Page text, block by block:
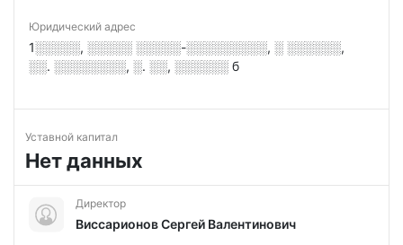
Юридический адрес
1░░░░░, ░░░░░ ░░░░░-░░░░░░░░░, ░ ░░░░░░,
░░. ░░░░░░░░, ░. ░░, ░░░░░░ б
Уставной капитал
Нет данных
Директор
Виссарионов Сергей Валентинович